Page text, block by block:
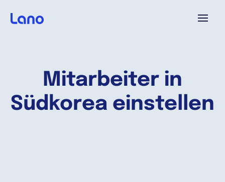
Mitarbeiter in
Südkorea einstellen
Warum Lano?